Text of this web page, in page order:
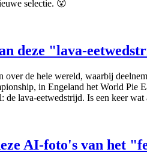
selectie. 😮
deze "lava-
over de hele wereld, waarbij
in Engeland het World Pie
de lava-eetwedstrijd. Is een keer
AI-foto's van het